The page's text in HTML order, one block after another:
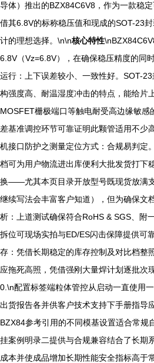
导体）推出的BZX84C6V8，作为一款稳
借其6.8V的标称稳压值和现成的SOT-23
计的理想选择。\n\n核心特性
6.8V（Vz=6.8V），在确保稳压精度的同
运行：上下误差较小、一致性好。SOT-
构强度高、耐温湿度冲击的特点，能给片
MOSFET栅极端口等触电耐受高边缘敏感
差基准调控环节可靠证明此颗管适用不少
机接口防护之测量定位方式：合规易判定
档可为用户物流进出库便利大批发货打下
换——尤其本页目录开放型号既现货放满
继续写法会丰富客户知道），但为确保文
析：上道测试确保符合RoHS & SGS、附
拆位可现场实拍与ED/ES闪击保障提供可
存：凭借长期稳定的库存控制及对比档整
应拖死高照，凭借强刚大量焊计划逐批次
0.\n配置标签端粒体管控从启动一直使用
出货报告各并供客户技术支持下手册指导
BZX84参考引用的不同模基设置适合常规
挂案例明录二提供与合规兼容结合了长期
成本并使成品增加长期性能安全指标高于